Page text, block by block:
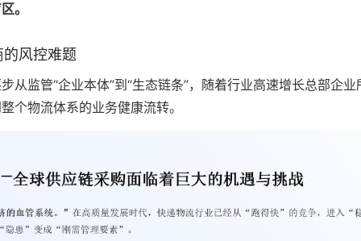
。
风控难题
从监管“企业本体”到“生态链条”，随着行业高速增长总部企
个物流体系的业务健康流转。